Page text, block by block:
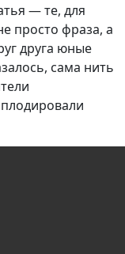
— те, для
просто фраза, а
друга юные
сама нить